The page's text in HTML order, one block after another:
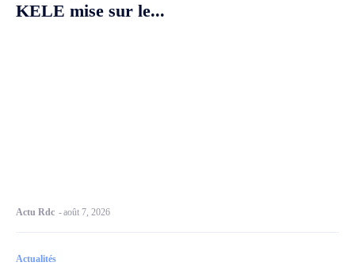
KELE mise sur le...
Actu Rdc -août 7, 2026
Actualités